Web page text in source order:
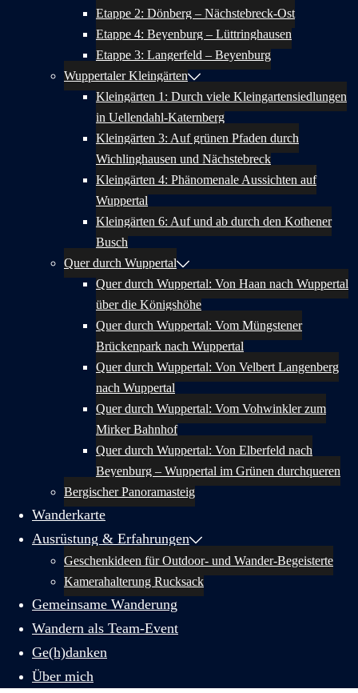
Etappe 2: Dönberg – Nächstebreck-Ost
Etappe 4: Beyenburg – Lüttringhausen
Etappe 3: Langerfeld – Beyenburg
Wuppertaler Kleingärten
Kleingärten 1: Durch viele Kleingartensiedlungen
in Uellendahl-Katernberg
Kleingärten 3: Auf grünen Pfaden durch
Wichlinghausen und Nächstebreck
Kleingärten 4: Phänomenale Aussichten auf
Wuppertal
Kleingärten 6: Auf und ab durch den Kothener
Busch
Quer durch Wuppertal
Quer durch Wuppertal: Von Haan nach Wuppertal
über die Königshöhe
Quer durch Wuppertal: Vom Müngstener
Brückenpark nach Wuppertal
Quer durch Wuppertal: Von Velbert Langenberg
nach Wuppertal
Quer durch Wuppertal: Vom Vohwinkler zum
Mirker Bahnhof
Quer durch Wuppertal: Von Elberfeld nach
Beyenburg – Wuppertal im Grünen durchqueren
Bergischer Panoramasteig
Wanderkarte
Ausrüstung & Erfahrungen
Geschenkideen für Outdoor- und Wander-Begeisterte
Kamerahalterung Rucksack
Gemeinsame Wanderung
Wandern als Team-Event
Ge(h)danken
Über mich